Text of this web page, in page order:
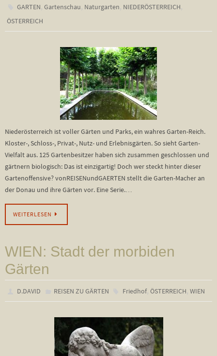
GARTEN ,Gartenschau Naturgarten NIEDERÖSTERREICH
ÖSTERREICH
Niederösterreich ist voller Gärten und Parks, ein wahres Garten-Reich.
Kloster-, Schloss-, Privat-, Nutz- und Erlebnisgärten. So sieht Garten-
Vielfalt aus. 125 Gartenbesitzer haben sich zusammen geschlossen und
gärtnern biologisch: Das ist einzigartig! Doch wer steckt hinter dieser
Gartenoffensive? vonREISENundGAERTEN stellt die Garten-Macher an
der Donau und ihre Gärten vor. Eine Serie.…
WEITERLESEN
WIEN: Stadt der morbiden
Gärten
D.DAVID REISEN ZU GÄRTEN Friedhof, ÖSTERREICH, WIEN